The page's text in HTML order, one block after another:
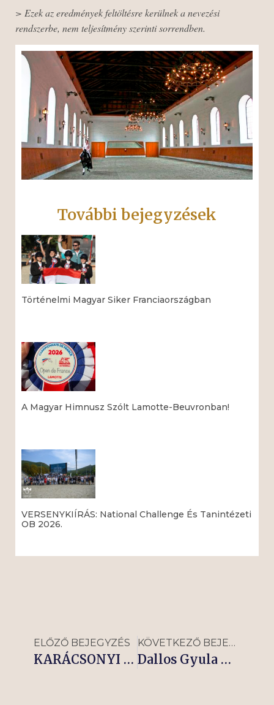
> Ezek az eredmények feltöltésre kerülnek a nevezési
rendszerbe, nem teljesítmény szerinti sorrendben.
További bejegyzések
Történelmi Magyar Siker Franciaországban
A Magyar Himnusz Szólt Lamotte-Beuvronban!
VERSENYKIÍRÁS: National Challenge És Tanintézeti
OB 2026.
ELŐZŐ BEJEGYZÉS
KARÁCSONYI SHOW
KÖVETKEZŐ BEJEGYZÉS
Dallos Gyula miniszteri biztos felhívása